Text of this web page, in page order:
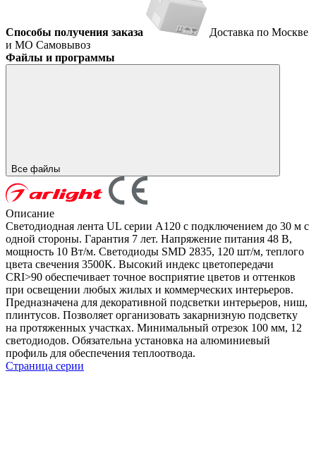
Способы получения заказа
Доставка по Москве
и МО Самовывоз
Файлы и программы
Все файлы
Описание
Светодиодная лента UL серии A120 с подключением до 30 м с
одной стороны. Гарантия 7 лет. Напряжение питания 48 В,
мощность 10 Вт/м. Светодиоды SMD 2835, 120 шт/м, теплого
цвета свечения 3500K. Высокий индекс цветопередачи
CRI>90 обеспечивает точное восприятие цветов и оттенков
при освещении любых жилых и коммерческих интерьеров.
Предназначена для декоративной подсветки интерьеров, ниш,
плинтусов. Позволяет организовать закарнизную подсветку
на протяженных участках. Минимальный отрезок 100 мм, 12
светодиодов. Обязательна установка на алюминиевый
профиль для обеспечения теплоотвода.
Страница серии